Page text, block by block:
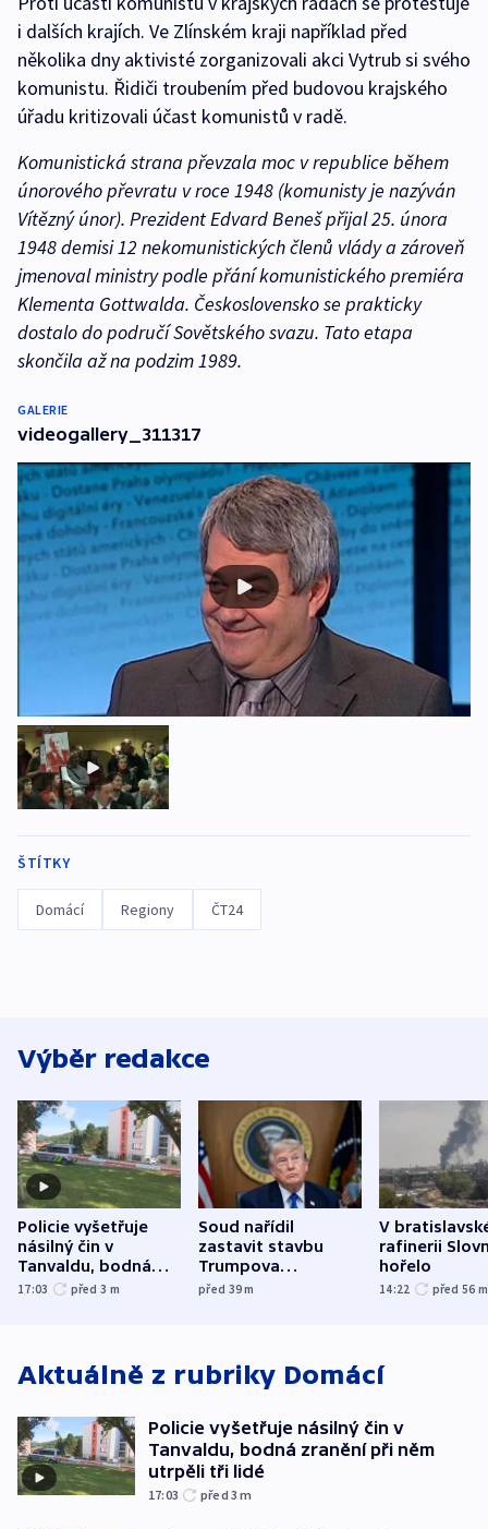
i dalších krajích. Ve Zlínském kraji například před
několika dny aktivisté zorganizovali akci Vytrub si svého
komunistu. Řidiči troubením před budovou krajského
úřadu kritizovali účast komunistů v radě.
Komunistická strana převzala moc v republice během
únorového převratu v roce 1948 (komunisty je nazýván
Vítězný únor). Prezident Edvard Beneš přijal 25. února
1948 demisi 12 nekomunistických členů vlády a zároveň
jmenoval ministry podle přání komunistického premiéra
Klementa Gottwalda. Československo se prakticky
dostalo do područí Sovětského svazu. Tato etapa
skončila až na podzim 1989.
GALERIE
videogallery_311317
ŠTÍTKY
Domácí Regiony ČT24
Výběr redakce
Policie vyšetřuje
násilný čin v
Tanvaldu, bodná
zranění při něm
17:03 před 3 m
Soud nařídil
zastavit stavbu
Trumpova
tanečního sálu
před 39m
V
rafinerii
hořelo
14:22 před 56 m
Aktuálně z rubriky Domácí
Policie vyšetřuje násilný čin v
Tanvaldu, bodná zranění při něm
utrpěli tři lidé
17:03 před 3m